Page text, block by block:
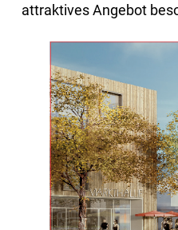
attraktives Angebot